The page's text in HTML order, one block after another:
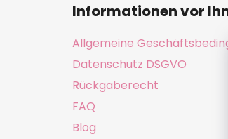
Informationen vor
Allgemeine
Datenschutz DSGVO
Rückgaberecht
FAQ
Blog